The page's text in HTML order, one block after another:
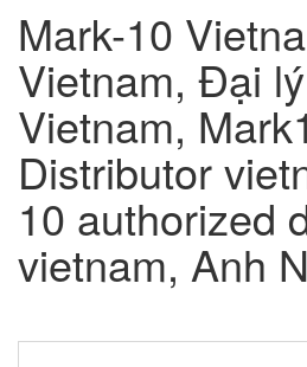
Mark-10
Vietnam, Đại
Vietnam,
Distributor
10 authorized
vietnam, Anh